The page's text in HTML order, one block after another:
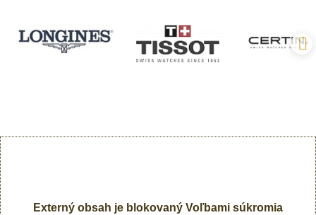
Externý obsah je blokovaný Voľbami súkromia